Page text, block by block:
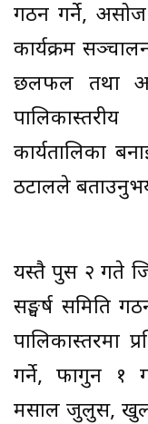
गठन गर्ने, असोज
कार्यक्रम
छलफल तथा
कार्यतालिका
ठटालले
यस्तै पुस २ गते
सङ्घर्ष समिति
पालिकास्तरमा
गर्ने, फागुन १
मसाल जुलुस,